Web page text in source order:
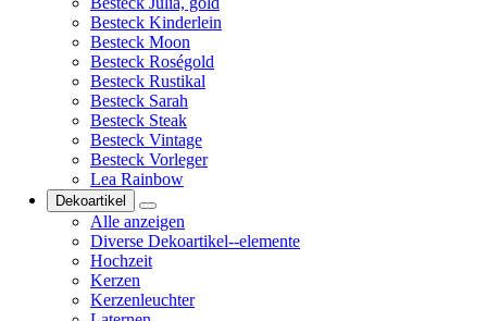
Besteck Kinderlein
Besteck Moon
Besteck Roségold
Besteck Rustikal
Besteck Sarah
Besteck Steak
Besteck Vintage
Besteck Vorleger
Lea Rainbow
Dekoartikel
Alle anzeigen
Diverse Dekoartikel--elemente
Hochzeit
Kerzen
Kerzenleuchter